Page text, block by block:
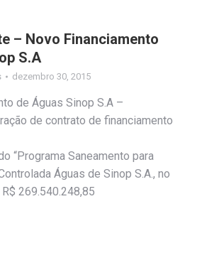
– Novo Financiamento
S.A
dezembro 30, 2015
de Águas Sinop S.A –
de contrato de financiamento
“Programa Saneamento para
Águas de Sinop S.A., no
269.540.248,85